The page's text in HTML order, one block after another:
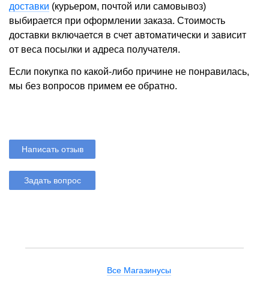
доставки (курьером, почтой или самовывоз)
выбирается при оформлении заказа. Стоимость
доставки включается в счет автоматически и зависит
от веса посылки и адреса получателя.
Если покупка по какой-либо причине не понравилась,
мы без вопросов примем ее обратно.
Написать отзыв
Задать вопрос
Все Магазинусы